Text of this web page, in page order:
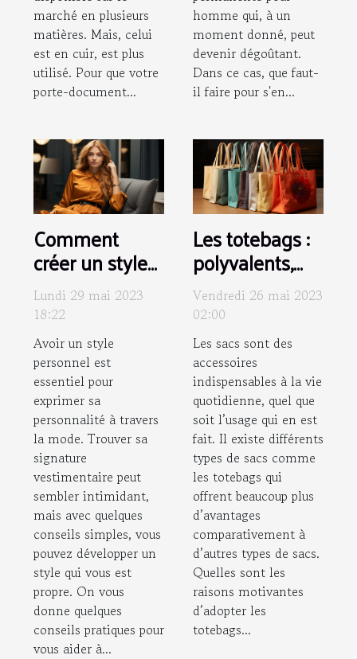
marché en plusieurs
matières. Mais, celui
est en cuir, est plus
utilisé. Pour que votre
porte-document...
homme qui, à un
moment donné, peut
devenir dégoûtant.
Dans ce cas, que faut-
il faire pour s'en...
Comment
créer un style
unique pour
soi ?
Lundi 29 mai 2023
18:22
Avoir un style
personnel est
essentiel pour
exprimer sa
personnalité à travers
la mode. Trouver sa
signature
vestimentaire peut
sembler intimidant,
mais avec quelques
conseils simples, vous
pouvez développer un
style qui vous est
propre. On vous
donne quelques
conseils pratiques pour
vous aider à...
Les totebags :
polyvalents,
écologiques,
personnalisés
et tendances
Vendredi 26 mai 2023
02:00
Les sacs sont des
accessoires
indispensables à la vie
quotidienne, quel que
soit l’usage qui en est
fait. Il existe différents
types de sacs comme
les totebags qui
offrent beaucoup plus
d’avantages
comparativement à
d’autres types de sacs.
Quelles sont les
raisons motivantes
d’adopter les
totebags...